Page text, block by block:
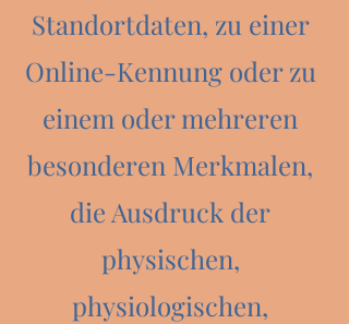
Standortdaten, zu einer
Online-Kennung oder zu
einem oder mehreren
besonderen Merkmalen,
die Ausdruck der
physischen,
physiologischen,